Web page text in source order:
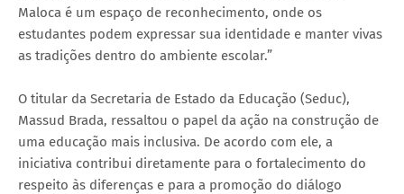
Maloca é um espaço de reconhecimento, onde os
estudantes podem expressar sua identidade e manter vivas
as tradições dentro do ambiente escolar.”
O titular da Secretaria de Estado da Educação (Seduc),
Massud Brada, ressaltou o papel da ação na construção de
uma educação mais inclusiva. De acordo com ele, a
iniciativa contribui diretamente para o fortalecimento do
respeito às diferenças e para a promoção do diálogo